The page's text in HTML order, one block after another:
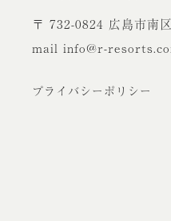
〒 732-0824 広島市南
mail info@r-
プライバシーポリシー